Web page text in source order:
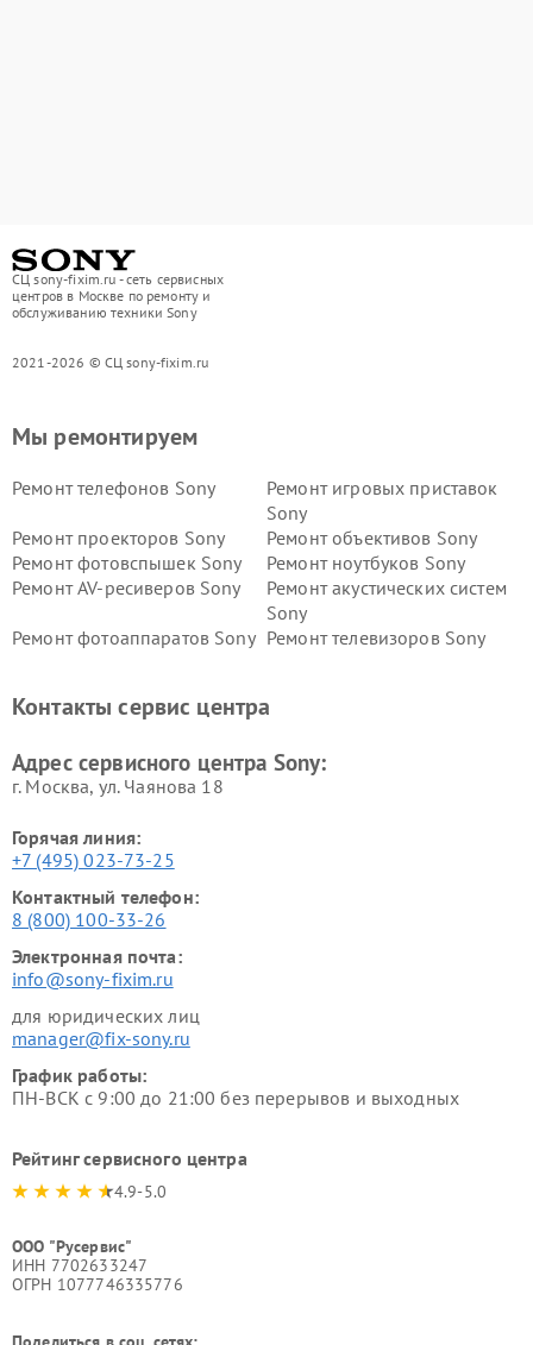
СЦ sony-fixim.ru - сеть сервисных
центров в Москве по ремонту и
обслуживанию техники Sony
2021-2026 © СЦ sony-fixim.ru
Мы ремонтируем
Ремонт телефонов Sony
Ремонт игровых приставок
Sony
Ремонт проекторов Sony
Ремонт объективов Sony
Ремонт фотовспышек Sony
Ремонт ноутбуков Sony
Ремонт AV-ресиверов Sony
Ремонт акустических систем
Sony
Ремонт фотоаппаратов Sony Ремонт телевизоров Sony
Контакты сервис центра
Адрес сервисного центра Sony:
г. Москва, ул. Чаянова 18
Горячая линия:
+7 (495) 023-73-25
Контактный телефон:
8 (800) 100-33-26
Электронная почта:
info@sony-fixim.ru
для юридических лиц
manager@fix-sony.ru
График работы:
ПН-ВСК с 9:00 до 21:00 без перерывов и выходных
Рейтинг сервисного центра
4.9-5.0
ООО "Русервис"
ИНН 7702633247
ОГРН 1077746335776